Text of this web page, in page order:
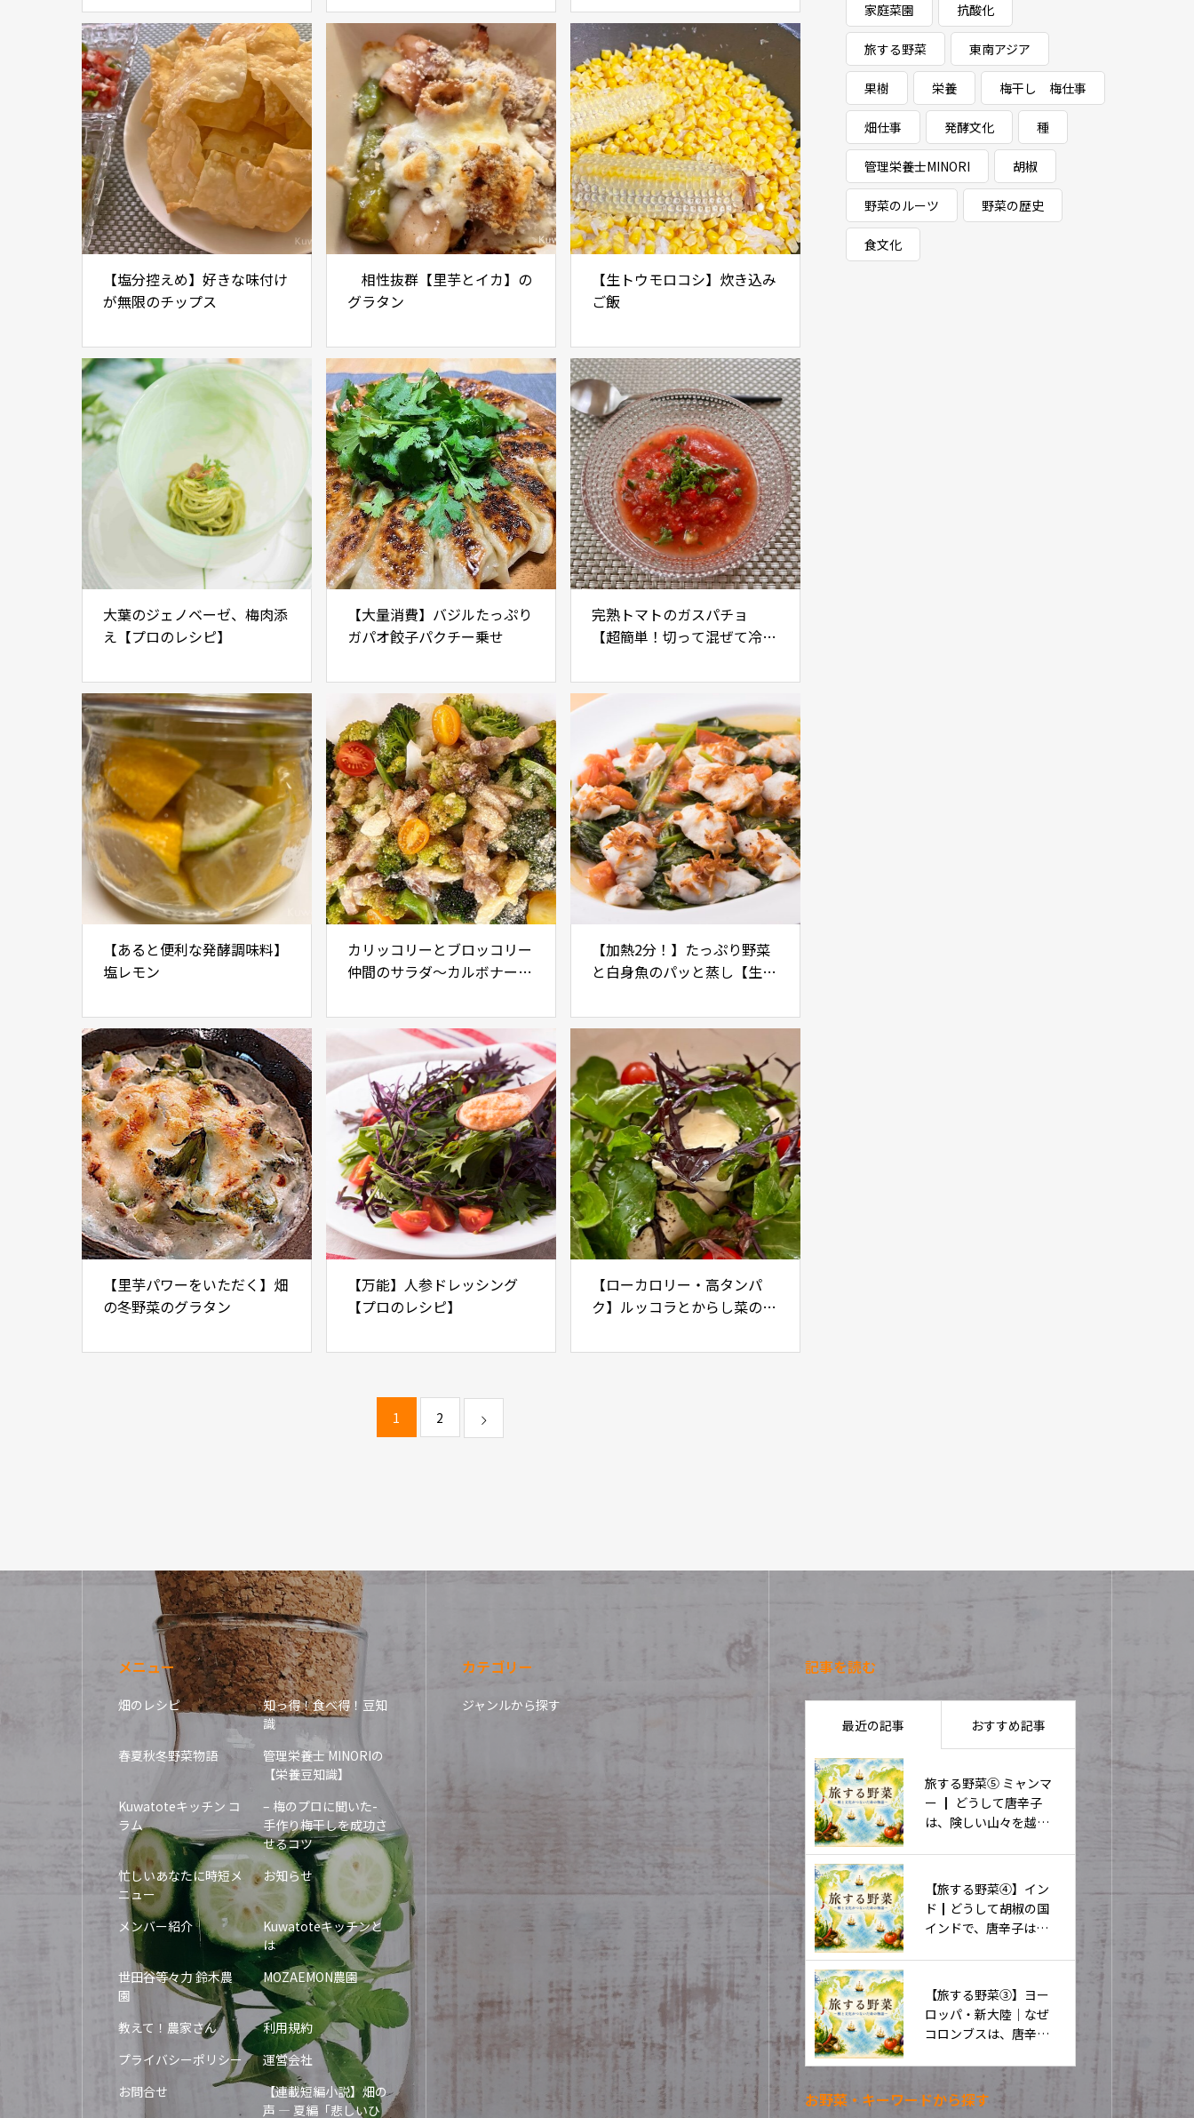
【塩分控えめ】好きな味付け
が無限のチップス
相性抜群【里芋とイカ】の
グラタン
【生トウモロコシ】炊き込み
ご飯
大葉のジェノベーゼ、梅肉添
え【プロのレシピ】
【大量消費】バジルたっぷり
ガパオ餃子パクチー乗せ
完熟トマトのガスパチョ
【超簡単！切って混ぜて冷や
【あると便利な発酵調味料】
塩レモン
カリッコリーとブロッコリー
仲間のサラダ～カルボナーラ
【加熱2分！】たっぷり野菜
と白身魚のパッと蒸し【生野
【里芋パワーをいただく】畑
の冬野菜のグラタン
【万能】人参ドレッシング
【プロのレシピ】
【ローカロリー・高タンパ
ク】ルッコラとからし菜のリ
1 2
家庭菜園 抗酸化
旅する野菜 東南アジア
果樹 栄養 梅干し 梅仕事
畑仕事 発酵文化 種
管理栄養士MINORI 胡椒
野菜のルーツ 野菜の歴史
食文化
メニュー
畑のレシピ
知っ得！食べ得！豆知
識
春夏秋冬野菜物語
管理栄養士 MINORIの
【栄養豆知識】
Kuwatoteキッチン コ
ラム
– 梅のプロに聞いた-
手作り梅干しを成功さ
せるコツ
忙しいあなたに時短メ
ニュー
お知らせ
メンバー紹介
Kuwatoteキッチンと
は
世田谷等々力 鈴木農
園
MOZAEMON農園
教えて！農家さん
利用規約
プライバシーポリシー
運営会社
お問合せ
【連載短編小説】畑の
声 — 夏編「悲しいひ
カテゴリー
ジャンルから探す
記事を読む
最近の記事 おすすめ記事
旅する野菜⑤ ミャンマ
ー ┃ どうして唐辛子
は、険しい山々を越え
【旅する野菜④】イン
ド┃どうして胡椒の国
インドで、唐辛子は広
【旅する野菜③】ヨー
ロッパ・新大陸｜なぜ
コロンブスは、唐辛子
お野菜・キーワードから探す